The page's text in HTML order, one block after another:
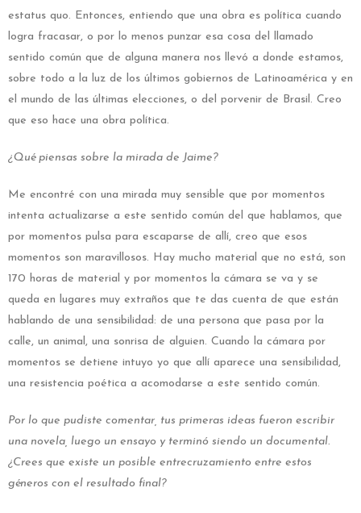
estatus quo. Entonces, entiendo que una obra es política cuando
logra fracasar, o por lo menos punzar esa cosa del llamado
sentido común que de alguna manera nos llevó a donde estamos,
sobre todo a la luz de los últimos gobiernos de Latinoamérica y en
el mundo de las últimas elecciones, o del porvenir de Brasil. Creo
que eso hace una obra política.
¿Qué piensas sobre la mirada de Jaime?
Me encontré con una mirada muy sensible que por momentos
intenta actualizarse a este sentido común del que hablamos, que
por momentos pulsa para escaparse de allí, creo que esos
momentos son maravillosos. Hay mucho material que no está, son
170 horas de material y por momentos la cámara se va y se
queda en lugares muy extraños que te das cuenta de que están
hablando de una sensibilidad: de una persona que pasa por la
calle, un animal, una sonrisa de alguien. Cuando la cámara por
momentos se detiene intuyo yo que allí aparece una sensibilidad,
una resistencia poética a acomodarse a este sentido común.
Por lo que pudiste comentar, tus primeras ideas fueron escribir
una novela, luego un ensayo y terminó siendo un documental.
¿Crees que existe un posible entrecruzamiento entre estos
géneros con el resultado final?